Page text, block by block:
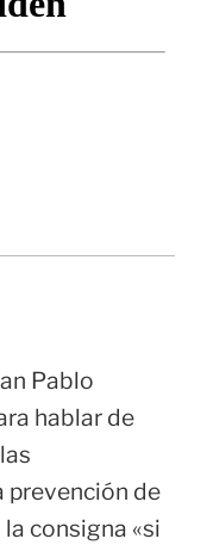
Pablo
hablar de
prevención de
consigna «si